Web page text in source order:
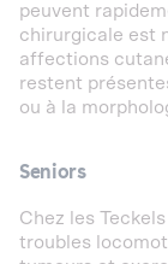
peuvent
chirurgicale est
affections
restent
ou à la
Seniors
Chez les
troubles